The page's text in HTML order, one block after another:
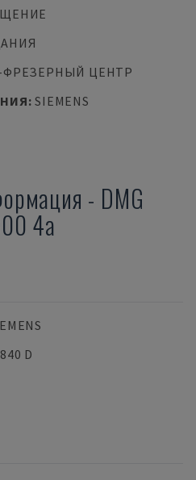
ЦЕНТР
:SIEMENS
- DMG
4a
840 D